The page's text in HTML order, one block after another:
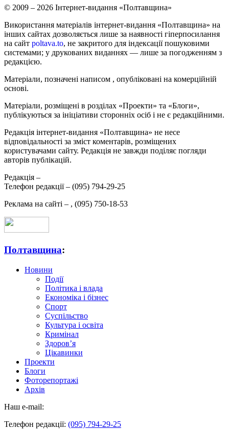
© 2009 – 2026 Інтернет-видання «Полтавщина»
Використання матеріалів інтернет-видання «Полтавщина» на
інших сайтах дозволяється лише за наявності гіперпосилання
на сайт poltava.to, не закритого для індексації пошуковими
системами; у друкованих виданнях — лише за погодженням з
редакцією.
Матеріали, позначені написом , опубліковані на комерційній
основі.
Матеріали, розміщені в розділах «Проекти» та «Блоги»,
публікуються за ініціативи сторонніх осіб і не є редакційними.
Редакція інтернет-видання «Полтавщина» не несе
відповідальності за зміст коментарів, розміщених
користувачами сайту. Редакція не завжди поділяє погляди
авторів публікацій.
Редакція –
Телефон редакції – (095) 794-29-25
Реклама на сайті – , (095) 750-18-53
Полтавщина:
Новини
Події
Політика і влада
Економіка і бізнес
Спорт
Суспільство
Культура і освіта
Кримінал
Здоров’я
Цікавинки
Проекти
Блоги
Фоторепортажі
Архів
Наш e-mail:
Телефон редакції: (095) 794-29-25